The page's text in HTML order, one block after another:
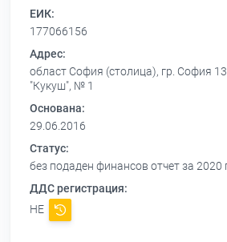
ЕИК:
177066156
Адрес:
област София (столица), гр. София
"Кукуш", № 1
Основана:
29.06.2016
Статус:
без подаден финансов отчет за 2020
ДДС регистрация:
НЕ